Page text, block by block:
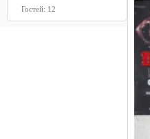
Гостей: 12